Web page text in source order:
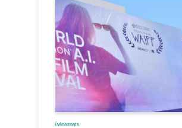
Évènements